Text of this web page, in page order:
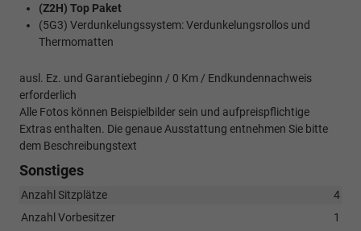
(Z2H) Top Paket
(5G3) Verdunkelungssystem: Verdunkelungsrollos und
Thermomatten
ausl. Ez. und Garantiebeginn / 0 Km / Endkundennachweis
erforderlich
Alle Fotos können Beispielbilder sein und aufpreispflichtige
Extras enthalten. Die genaue Ausstattung entnehmen Sie bitte
dem Beschreibungstext
Sonstiges
Anzahl Sitzplätze
4
Anzahl Vorbesitzer
1